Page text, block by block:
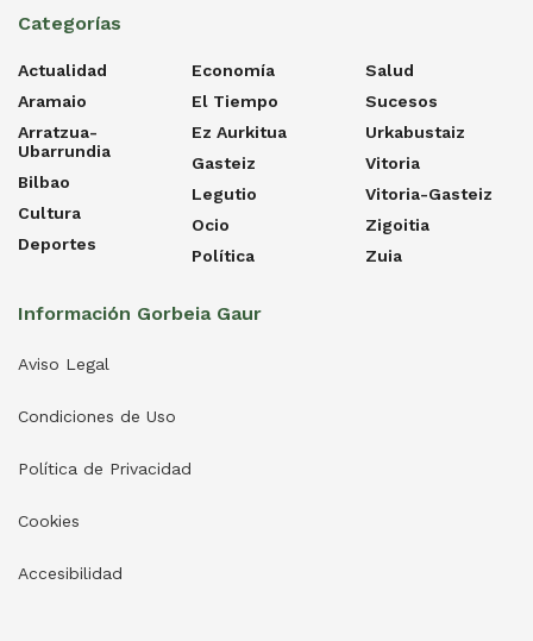
Categorías
Actualidad
Aramaio
Arratzua-
Ubarrundia
Bilbao
Cultura
Deportes
Economía
El Tiempo
Ez Aurkitua
Gasteiz
Legutio
Ocio
Política
Salud
Sucesos
Urkabustaiz
Vitoria
Vitoria-Gasteiz
Zigoitia
Zuia
Información Gorbeia Gaur
Aviso Legal
Condiciones de Uso
Política de Privacidad
Cookies
Accesibilidad